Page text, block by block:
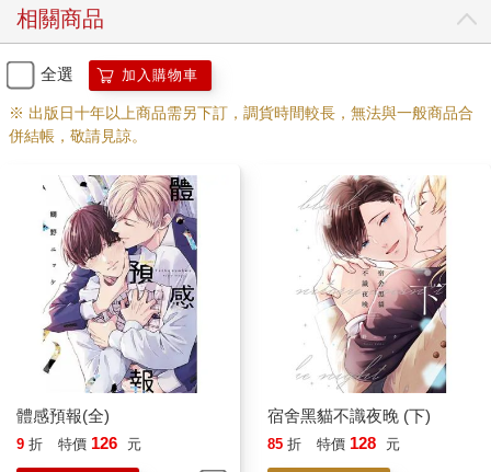
相關商品
全選 加入購物車
※ 出版日十年以上商品需另下訂，調貨時間較長，無法與一般商品合
併結帳，敬請見諒。
體感預報(全)
9 折 特價 126 元
宿舍黑貓不識夜晚 (下)
85 折 特價 128 元